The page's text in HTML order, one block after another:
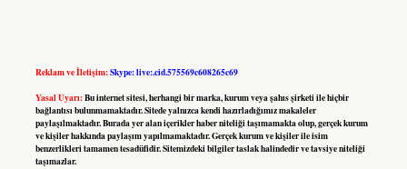
Reklam ve İletişim:Skype: live:.cid.575569c608265c69
Yasal Uyarı:Bu internet sitesi, herhangi bir marka, kurum veya şahıs şirketi ile hiçbir
bağlantısı bulunmamaktadır. Sitede yalnızca kendi hazırladığımız makaleler
paylaşılmaktadır. Burada yer alan içerikler haber niteliği taşımamakta olup, gerçek kurum
ve kişiler hakkında paylaşım yapılmamaktadır. Gerçek kurum ve kişiler ile isim
benzerlikleri tamamen tesadüfidir. Sitemizdeki bilgiler taslak halindedir ve tavsiye niteliği
taşımazlar.